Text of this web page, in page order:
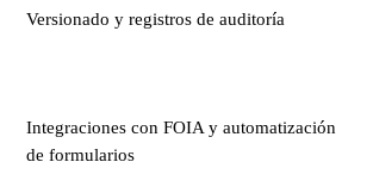
Versionado y registros de auditoría
Integraciones con FOIA y automatización
de formularios